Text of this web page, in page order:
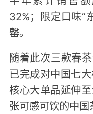
32%；限定口味“
罄。
随着此次三款春
已完成对中国七
核心大单品延伸
张可感可饮的中国